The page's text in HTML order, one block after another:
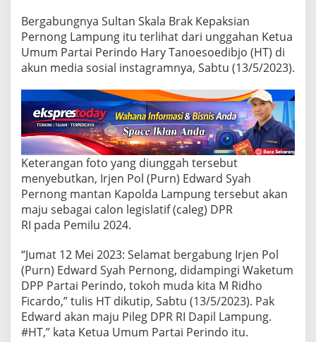
a
L
a
m
p
n
g
B
r
i
g
j
e
n
P
d
w
a
d
S
y
Bergabungnya Sultan Skala Brak Kepaksian
Pernong Lampung itu terlihat dari unggahan Ketua
Umum Partai Perindo Hary Tanoesoedibjo (HT) di
akun media sosial instagramnya, Sabtu (13/5/2023).
Keterangan foto yang diunggah tersebut
menyebutkan, Irjen Pol (Purn) Edward Syah
Pernong mantan Kapolda Lampung tersebut akan
maju sebagai calon legislatif (caleg) DPR
RI pada Pemilu 2024.
“Jumat 12 Mei 2023: Selamat bergabung Irjen Pol
(Purn) Edward Syah Pernong, didampingi Waketum
DPP Partai Perindo, tokoh muda kita M Ridho
Ficardo,” tulis HT dikutip, Sabtu (13/5/2023). Pak
Edward akan maju Pileg DPR RI Dapil Lampung.
#HT,” kata Ketua Umum Partai Perindo itu.